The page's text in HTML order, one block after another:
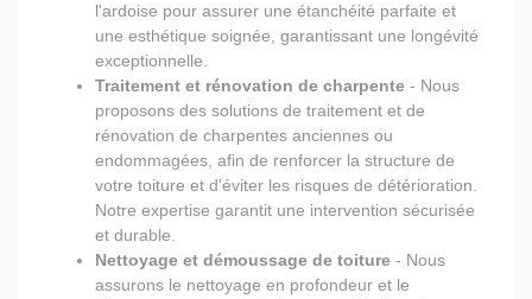
l'ardoise pour assurer une étanchéité parfaite et
une esthétique soignée, garantissant une longévité
exceptionnelle.
Traitement et rénovation de charpente - Nous
proposons des solutions de traitement et de
rénovation de charpentes anciennes ou
endommagées, afin de renforcer la structure de
votre toiture et d'éviter les risques de détérioration.
Notre expertise garantit une intervention sécurisée
et durable.
Nettoyage et démoussage de toiture - Nous
assurons le nettoyage en profondeur et le